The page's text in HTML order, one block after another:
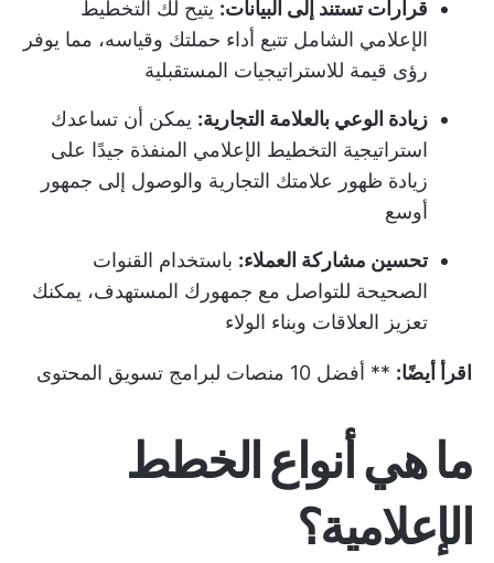
قرارات تستند إلى البيانات: يتيح لك التخطيط
الإعلامي الشامل تتبع أداء حملتك وقياسه، مما يوفر
رؤى قيمة للاستراتيجيات المستقبلية
زيادة الوعي بالعلامة التجارية: يمكن أن تساعدك
استراتيجية التخطيط الإعلامي المنفذة جيدًا على
زيادة ظهور علامتك التجارية والوصول إلى جمهور
أوسع
تحسين مشاركة العملاء: باستخدام القنوات
الصحيحة للتواصل مع جمهورك المستهدف، يمكنك
تعزيز العلاقات وبناء الولاء
اقرأ أيضًا: ** أفضل 10 منصات لبرامج تسويق المحتوى
ما هي أنواع الخطط
الإعلامية؟